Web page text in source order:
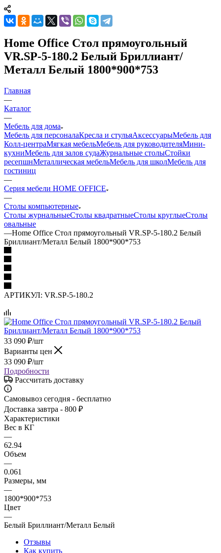
Home Office Стол прямоугольный
VR.SP-5-180.2 Белый Бриллиант/
Металл Белый 1800*900*753
Главная
—
Каталог
—
Мебель для дома
Мебель для персоналаКресла и стульяАксессуарыМебель для
Колл-центраМягкая мебельМебель для руководителяМини-
кухниМебель для залов судаЖурнальные столыСтойки
ресепшнМеталлическая мебельМебель для школМебель для
гостиниц
—
Серия мебели HOME OFFICE
—
Столы компьютерные
Столы журнальныеСтолы квадратныеСтолы круглыеСтолы
овальные
—Home Office Стол прямоугольный VR.SP-5-180.2 Белый
Бриллиант/Металл Белый 1800*900*753
АРТИКУЛ: VR.SP-5-180.2
33 090 ₽/шт
Варианты цен
33 090 ₽/шт
Подробности
Рассчитать доставку
Самовывоз сегодня - бесплатно
Доставка завтра - 800 ₽
Характеристики
Вес в КГ
—
62.94
Объем
—
0.061
Размеры, мм
—
1800*900*753
Цвет
—
Белый Бриллиант/Металл Белый
Отзывы
Как купить